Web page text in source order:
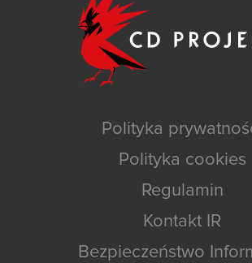
Polityka
Polityka cookies
Regulamin
Kontakt IR
Bezpieczeństwo